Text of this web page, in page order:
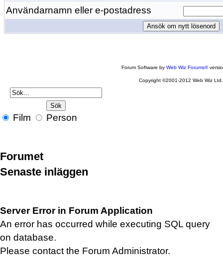
Användarnamn eller e-postadress
Forum Software byWeb Wiz Forums®
Copyright ©2001-2012 Web Wiz Ltd.
Film Person
Forumet
Senaste inläggen
Server Error in Forum Application
An error has occurred while executing SQL query
on database.
Please contact the Forum Administrator.